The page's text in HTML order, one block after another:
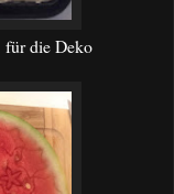
für die Deko